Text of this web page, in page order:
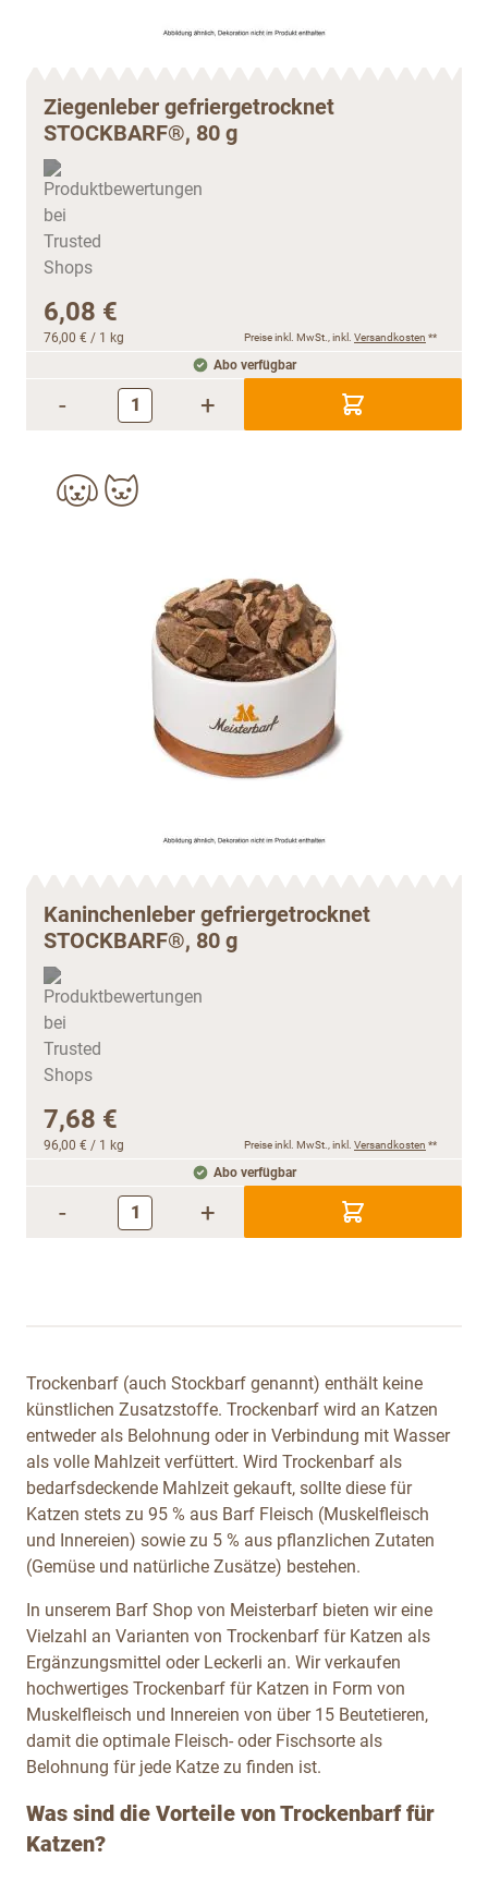
Ziegenleber gefriergetrocknet
STOCKBARF®, 80 g
6,08 €
76,00 € / 1 kg Preise inkl. MwSt., inkl. Versandkosten **
Abo verfügbar
- +
Kaninchenleber gefriergetrocknet
STOCKBARF®, 80 g
7,68 €
96,00 € / 1 kg Preise inkl. MwSt., inkl. Versandkosten **
Abo verfügbar
- +
Trockenbarf (auch Stockbarf genannt) enthält keine
künstlichen Zusatzstoffe. Trockenbarf wird an Katzen
entweder als Belohnung oder in Verbindung mit Wasser
als volle Mahlzeit verfüttert. Wird Trockenbarf als
bedarfsdeckende Mahlzeit gekauft, sollte diese für
Katzen stets zu 95 % aus Barf Fleisch (Muskelfleisch
und Innereien) sowie zu 5 % aus pflanzlichen Zutaten
(Gemüse und natürliche Zusätze) bestehen.
In unserem Barf Shop von Meisterbarf bieten wir eine
Vielzahl an Varianten von Trockenbarf für Katzen als
Ergänzungsmittel oder Leckerli an. Wir verkaufen
hochwertiges Trockenbarf für Katzen in Form von
Muskelfleisch und Innereien von über 15 Beutetieren,
damit die optimale Fleisch- oder Fischsorte als
Belohnung für jede Katze zu finden ist.
Was sind die Vorteile von Trockenbarf für
Katzen?